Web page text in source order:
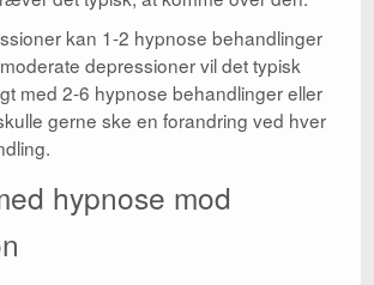
kan 1-2 hypnose behandlinger
depressioner vil det typisk
med 2-6 hypnose behandlinger eller
gerne ske en forandring ved hver
hypnose mod